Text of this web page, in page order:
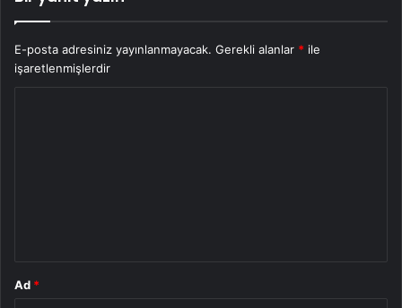
E-posta adresiniz yayınlanmayacak. Gerekli alanlar * ile
işaretlenmişlerdir
Ad *